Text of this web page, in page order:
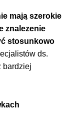
mają szerokie
znalezenie
stosunkowo
ds.
bardziej